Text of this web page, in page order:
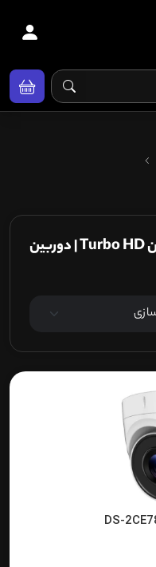
دوربین توربو اچ دی هایک ویژن Turbo HD | دوربین